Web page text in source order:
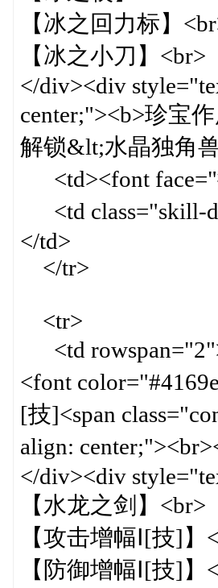
【冰之回力标】
【冰之小刀】<br>
</div><div
center;"><b>珍宝
解锁&lt;水晶独角
<td><font face="
<td class="skill-
</td>
</tr>
<tr>
<td
<font
[技]<span
align:
</div><div
【水龙之剑】<br>
【攻击增幅Ⅰ[技]】
【防御增幅Ⅰ[技]】